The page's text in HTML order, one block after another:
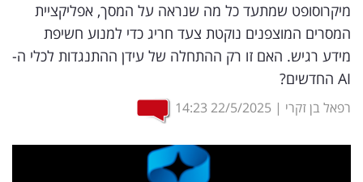
שיווק
ופרסום
משפט
מדדים
ומחקרים
מיקרוסופט שמתעד כל מה שנראה על המסך, אפליקציית
המסרים המוצפנים נוקטת צעד חריג כדי למנוע חשיפת
מידע רגיש. האם זו רק ההתחלה של עידן ההתנגדות לכלי ה-
AI החדשים?
רפאל בן זקרי |
22/5/2025
14:23